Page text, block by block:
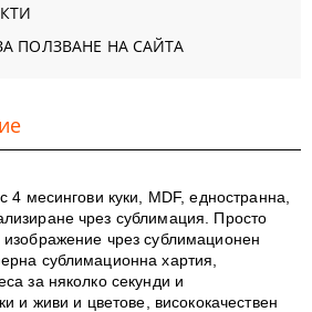
ПОЛЗВАНЕ НА САЙТА
4 месингови куки, MDF, едностранна,
чрез сублимация. Просто
изображение чрез сублимационен
сублимационна хартия,
за няколко секунди и
и живи и цветове, висококачествен